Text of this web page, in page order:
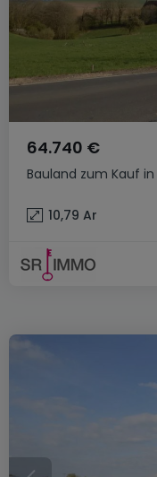
Bauland zum Kauf in
64.740 €
10,79 Ar